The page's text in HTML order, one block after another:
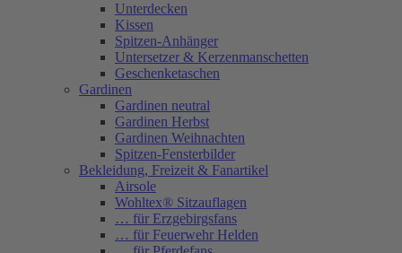
Unterdecken
Kissen
Spitzen-Anhänger
Untersetzer & Kerzenmanschetten
Geschenketaschen
Gardinen
Gardinen neutral
Gardinen Herbst
Gardinen Weihnachten
Spitzen-Fensterbilder
Bekleidung, Freizeit & Fanartikel
Airsole
Wohltex® Sitzauflagen
… für Erzgebirgsfans
… für Feuerwehr Helden